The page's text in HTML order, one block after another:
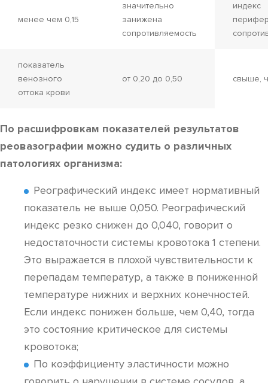
индекс
менее чем 0,15
значительно
занижена
сопротивляемость
показатель
венозного
оттока крови
от 0,20 до 0,50 свыше,
По расшифровкам показателей результатов
реовазографии можно судить о различных
патологиях организма:
Реографический индекс имеет нормативный
показатель не выше 0,050. Реографический
индекс резко снижен до 0,040, говорит о
недостаточности системы кровотока 1 степени.
Это выражается в плохой чувствительности к
перепадам температур, а также в пониженной
температуре нижних и верхних конечностей.
Если индекс понижен больше, чем 0,40, тогда
это состояние критическое для системы
кровотока;
По коэффициенту эластичности можно